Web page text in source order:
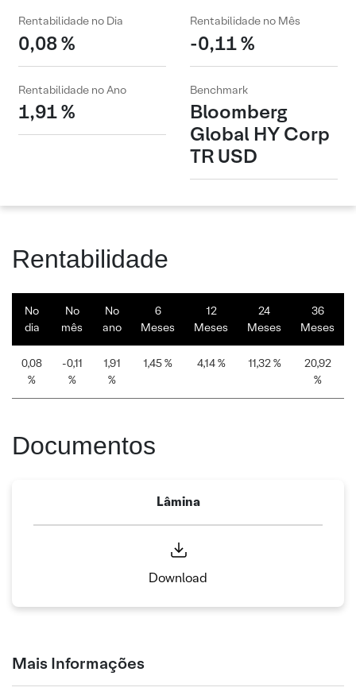
Rentabilidade no Dia
0,08 %
Rentabilidade no Mês
-0,11 %
Rentabilidade no Ano
1,91 %
Benchmark
Bloomberg
Global HY Corp
TR USD
Rentabilidade
No
dia
No
mês
No
ano
6
Meses
12
Meses
24
Meses
36
Meses
0,08
%
-0,11
%
1,91
%
1,45 % 4,14 % 11,32 %
20,92
%
Documentos
Lâmina
Download
Mais Informações